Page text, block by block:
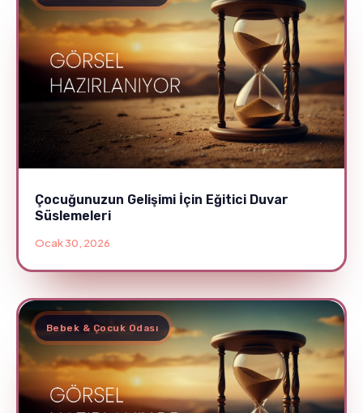
Çocuğunuzun Gelişimi İçin Eğitici Duvar
Süslemeleri
Ocak 30, 2026
Bebek & Çocuk Odası